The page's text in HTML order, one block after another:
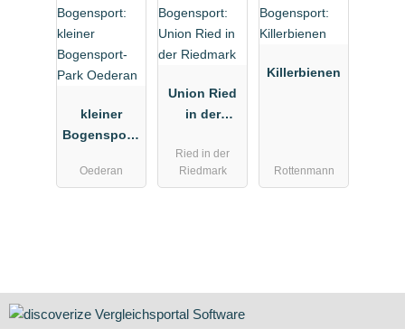
kleiner
Bogensport-
Oederan
Oederan
Union Ried
in der
Ried in der
Riedmark
Killerbienen
Rottenmann